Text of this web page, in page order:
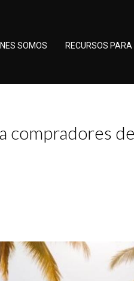
SOMOS RECURSOS PARA
compradores